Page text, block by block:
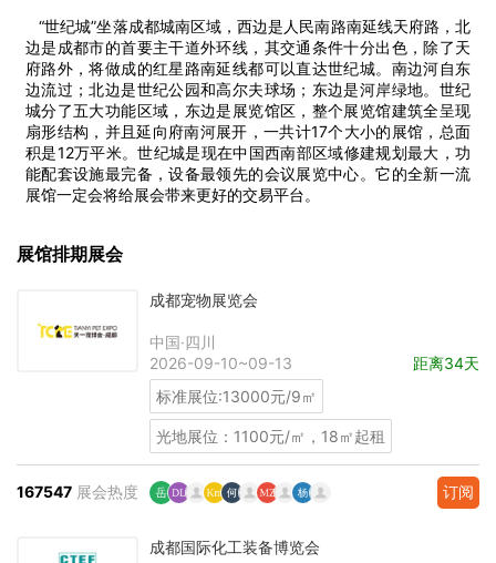
“世纪城”坐落成都城南区域，西边是人民南路南延线天府路，北
边是成都市的首要主干道外环线，其交通条件十分出色，除了天
府路外，将做成的红星路南延线都可以直达世纪城。南边河自东
边流过；北边是世纪公园和高尔夫球场；东边是河岸绿地。世纪
城分了五大功能区域，东边是展览馆区，整个展览馆建筑全呈现
扇形结构，并且延向府南河展开，一共计17个大小的展馆，总面
积是12万平米。世纪城是现在中国西南部区域修建规划最大，功
能配套设施最完备，设备最领先的会议展览中心。它的全新一流
展馆一定会将给展会带来更好的交易平台。
展馆排期展会
成都宠物展览会
中国·四川
2026-09-10~09-13
距离34天
标准展位:13000元/9㎡
光地展位：1100元/㎡，18㎡起租
167547 展会热度 订阅
成都国际化工装备博览会